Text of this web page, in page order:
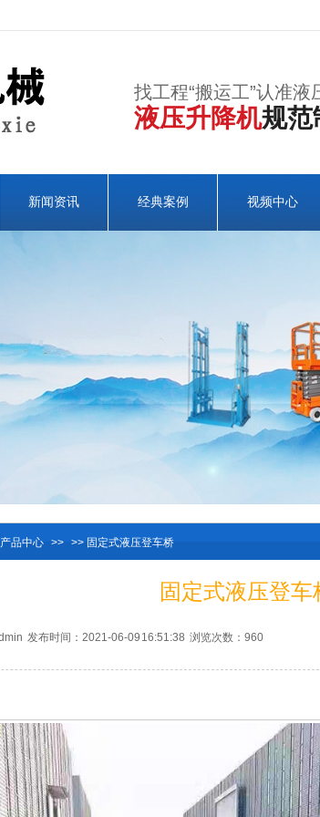
找工程“搬运工”认准液
液压升降机规范
新闻资讯 经典案例 视频中心
产品中心 >> >> 固定式液压登车桥
固定式液压登车
发布时间：2021-06-09 16:51:38 浏览次数：960